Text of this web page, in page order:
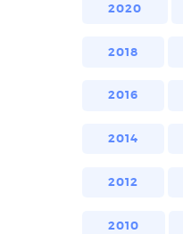
2020
2018
2016
2014
2012
2010